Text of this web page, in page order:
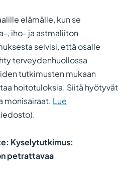
elämälle, kun se
, iho- ja astmaliiton
selvisi, että osalle
terveydenhuollossa
tutkimusten mukaan
hoitotuloksia. Siitä hyötyvät
monisairaat. Lue
Kyselytutkimus:
petrattavaa